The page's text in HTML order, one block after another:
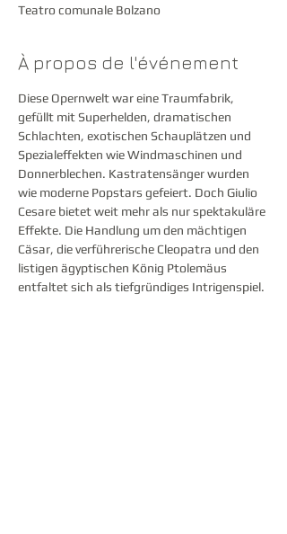
Teatro comunale Bolzano
À propos de l'événement
Diese Opernwelt war eine Traumfabrik,
gefüllt mit Superhelden, dramatischen
Schlachten, exotischen Schauplätzen und
Spezialeffekten wie Windmaschinen und
Donnerblechen. Kastratensänger wurden
wie moderne Popstars gefeiert. Doch Giulio
Cesare bietet weit mehr als nur spektakuläre
Effekte. Die Handlung um den mächtigen
Cäsar, die verführerische Cleopatra und den
listigen ägyptischen König Ptolemäus
entfaltet sich als tiefgründiges Intrigenspiel.